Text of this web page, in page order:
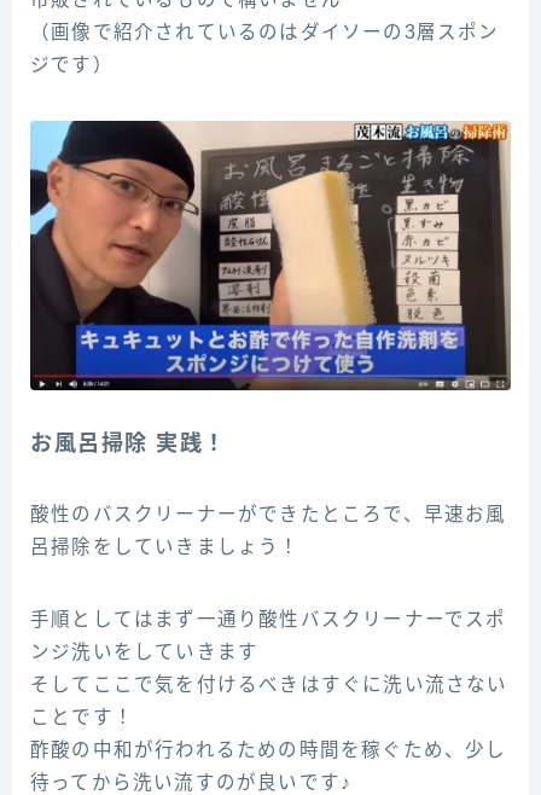
（画像で紹介されているのはダイソーの3層スポン
ジです）
お風呂掃除 実践！
酸性のバスクリーナーができたところで、早速お風
呂掃除をしていきましょう！
手順としてはまず一通り酸性バスクリーナーでスポ
ンジ洗いをしていきます
そしてここで気を付けるべきはすぐに洗い流さない
ことです！
酢酸の中和が行われるための時間を稼ぐため、少し
待ってから洗い流すのが良いです♪